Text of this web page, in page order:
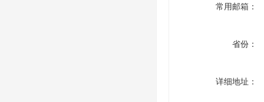
常用邮箱：
省份：
详细地址：